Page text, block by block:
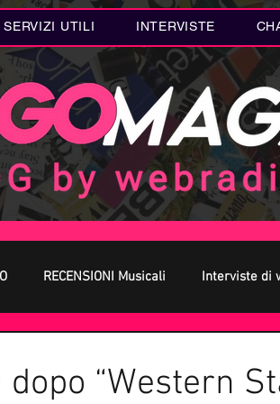
SERVIZI UTILI INTERVISTE
RECENSIONI Musicali Interviste di
“Western